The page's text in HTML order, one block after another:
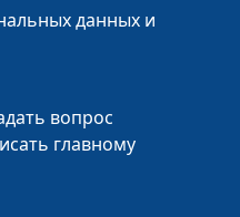
и
психолог
Богатская, Евгений
данных и
вопрос
главному